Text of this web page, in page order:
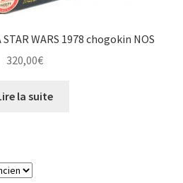
WARS 1978 chogokin NOS
320,00€
la suite